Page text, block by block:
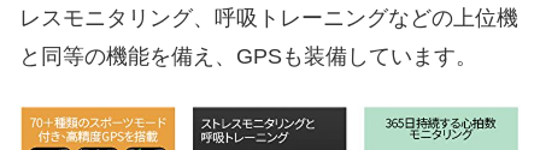
レスモニタリング、呼吸トレーニングなどの上位機
と同等の機能を備え、GPSも装備しています。